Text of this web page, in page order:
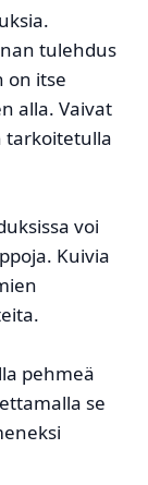
tulehdus
on itse
alla. Vaivat
tarkoitetulla
voi
Kuivia
pehmeä
se